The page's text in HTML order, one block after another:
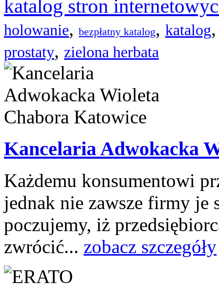
katalog stron
holowanie, bezpłatny katalog, katalog
prostaty, zielona herbata
Kancelaria Adwokacka
Każdemu konsumentowi
jednak nie zawsze firmy je
poczujemy, iż
zwrócić... zobacz szczegóły